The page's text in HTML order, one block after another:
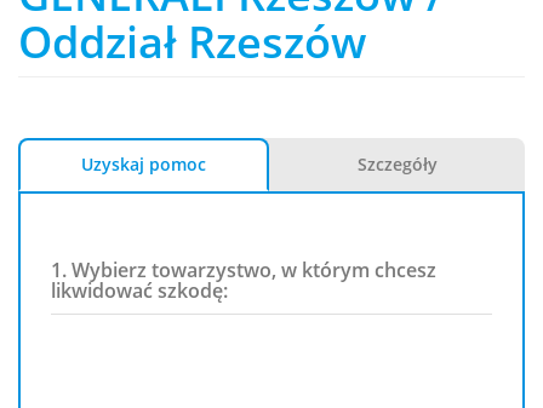
Oddział Rzeszów
Uzyskaj pomoc Szczegóły
1. Wybierz towarzystwo, w którym chcesz
likwidować szkodę: